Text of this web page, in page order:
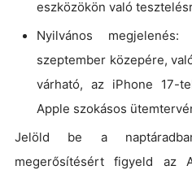
eszközökön való
Nyilvános
szeptember közepére,
várható, az iPhone 17-
Apple szokásos
Jelöld be a
megerősítésért figyeld az